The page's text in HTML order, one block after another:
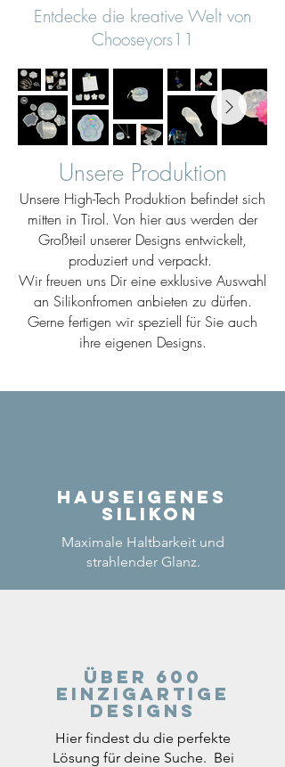
Entdecke die kreative Welt von
Chooseyors11
Unsere Produktion
Unsere High-Tech Produktion befindet sich
mitten in Tirol. Von hier aus werden der
Großteil unserer Designs entwickelt,
produziert und verpackt.
Wir freuen uns Dir eine exklusive Auswahl
an Silikonfromen anbieten zu dürfen.
Gerne fertigen wir speziell für Sie auch
ihre eigenen Designs.
Hauseigenes
Silikon
Maximale Haltbarkeit und
strahlender Glanz.
Über 600
einzigartige
Designs
Hier findest du die perfekte
Lösung für deine Suche. Bei